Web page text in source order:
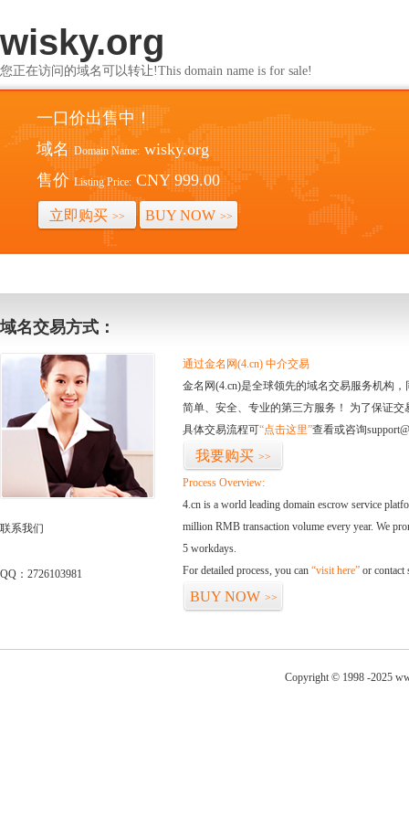
wisky.org
您正在访问的域名可以转让!This domain name is for sale!
一口价出售中！
域名 Domain Name: wisky.org
售价 Listing Price: CNY 999.00
立即购买 >> BUY NOW >>
域名交易方式：
联系我们
QQ：2726103981
通过金名网(4.cn) 中介交易
金名网(4.cn)是全球领先的域名交易服务机构
简单、安全、专业的第三方服务！ 为了保证
具体交易流程可“点击这里”查看或咨询
我要购买 >>
Process Overview:
4.cn is a world leading domain escrow service
million RMB transaction volume every year. We
5 workdays.
For detailed process, you can “visit here” or contact
BUY NOW >>
Copyright © 1998 -2025